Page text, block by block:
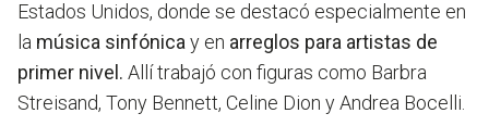
Estados Unidos, donde se destacó especialmente en
la música sinfónica y en arreglos para artistas de
primer nivel. Allí trabajó con figuras como Barbra
Streisand, Tony Bennett, Celine Dion y Andrea Bocelli.